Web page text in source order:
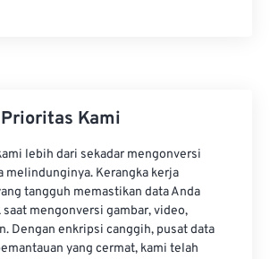
Kami
lebih dari sekadar mengonversi
melindunginya. Kerangka kerja
tangguh memastikan data Anda
saat mengonversi gambar, video,
Dengan enkripsi canggih, pusat data
yang cermat, kami telah